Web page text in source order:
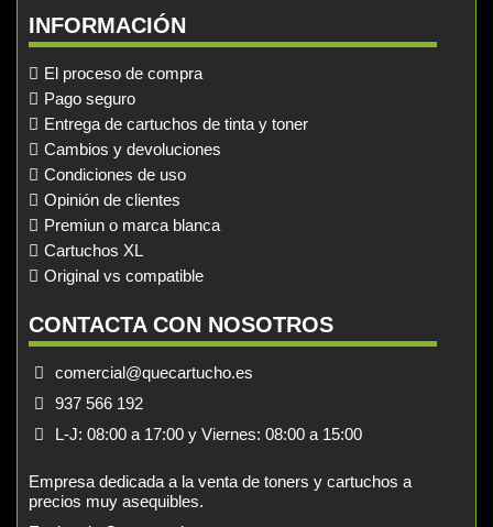
INFORMACIÓN
El proceso de compra
Pago seguro
Entrega de cartuchos de tinta y toner
Cambios y devoluciones
Condiciones de uso
Opinión de clientes
Premiun o marca blanca
Cartuchos XL
Original vs compatible
CONTACTA CON NOSOTROS
comercial@quecartucho.es
937 566 192
L-J: 08:00 a 17:00 y Viernes: 08:00 a 15:00
Empresa dedicada a la venta de toners y cartuchos a
precios muy asequibles.